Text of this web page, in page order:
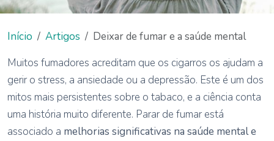
Início Artigos
Deixar de fumar e a saúde mental
Muitos fumadores acreditam que os cigarros os ajudam a
gerir o stress, a ansiedade ou a depressão. Este é um dos
mitos mais persistentes sobre o tabaco, e a ciência conta
uma história muito diferente. Parar de fumar está
associado a melhorias significativas na saúde mental e